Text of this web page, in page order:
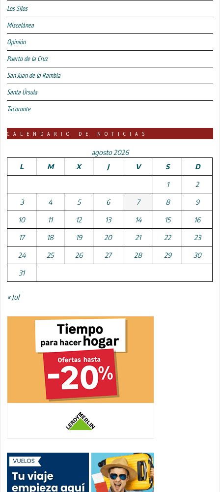
Los Silos
Miscelánea
Opinión
Puerto de la Cruz
San Juan de la Rambla
Santa Úrsula
Tacoronte
CALENDARIO DE NOTICIAS
agosto 2026
L
M X J V S D
1 2
3 4 5 6 7 8 9
10 11 12 13 14 15 16
17 18 19 20 21 22 23
24 25 26 27 28 29 30
31
« Jul